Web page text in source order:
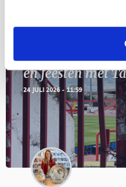
en feesten met
24 JULI 2026 - 11:59